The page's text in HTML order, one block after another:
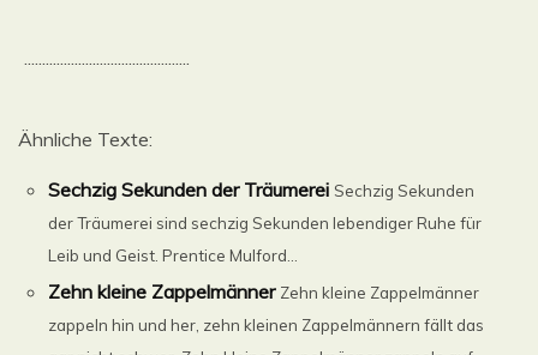
..............................................
Ähnliche Texte:
Sechzig Sekunden der Träumerei Sechzig Sekunden
der Träumerei sind sechzig Sekunden lebendiger Ruhe für
Leib und Geist. Prentice Mulford...
Zehn kleine Zappelmänner Zehn kleine Zappelmänner
zappeln hin und her, zehn kleinen Zappelmännern fällt das